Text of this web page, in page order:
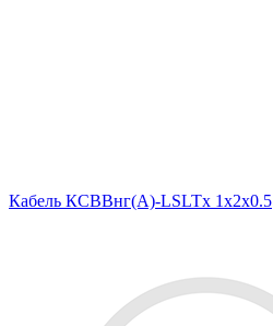
Кабель КСВВнг(А)-LSLTx 1х2х0.5